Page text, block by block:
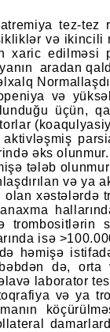
tez-tez
və ikincili
edilməsi
aradan
və
üçün,
əks olunmur.
tələb
və ya
xəstələrdə
isə
həmişə
də,
laborator
və ya